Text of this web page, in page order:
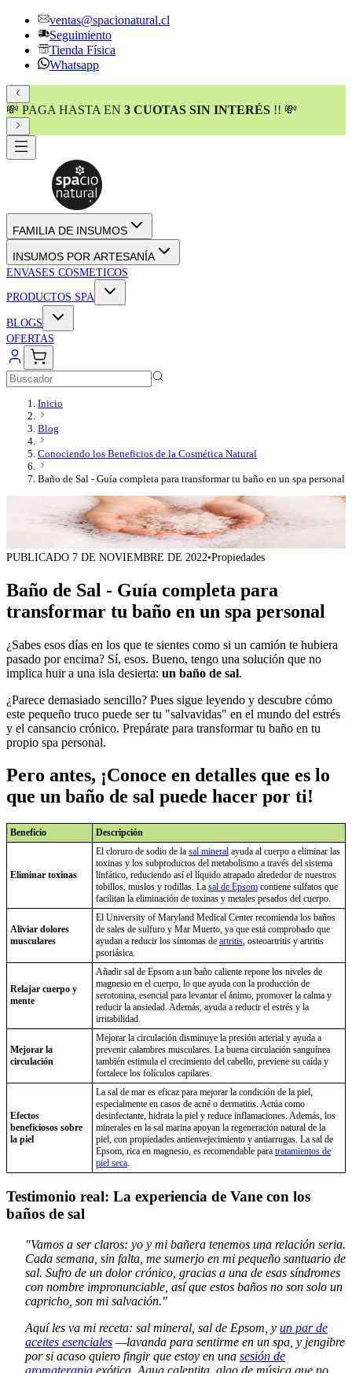
ventas@spacionatural.cl
Seguimiento
Tienda Física
Whatsapp
💸 PAGA HASTA EN 3 CUOTAS SIN INTERÉS !! 💸
FAMILIA DE INSUMOS
INSUMOS POR ARTESANÍA
ENVASES COSMETICOS
PRODUCTOS SPA
BLOGS
OFERTAS
Inicio
Blog
Conociendo los Beneficios de la Cosmética Natural
Baño de Sal - Guía completa para transformar tu baño en un spa personal
PUBLICADO 7 DE NOVIEMBRE DE 2022•Propiedades
Baño de Sal - Guía completa para
transformar tu baño en un spa personal
¿Sabes esos días en los que te sientes como si un camión te hubiera
pasado por encima? Sí, esos. Bueno, tengo una solución que no
implica huir a una isla desierta: un baño de sal.
¿Parece demasiado sencillo? Pues sigue leyendo y descubre cómo
este pequeño truco puede ser tu "salvavidas" en el mundo del estrés
y el cansancio crónico. Prepárate para transformar tu baño en tu
propio spa personal.
Pero antes, ¡Conoce en detalles que es lo
que un baño de sal puede hacer por ti!
Beneficio Descripción
Eliminar toxinas
El cloruro de sodio de la sal mineral ayuda al cuerpo a eliminar las
toxinas y los subproductos del metabolismo a través del sistema
linfático, reduciendo así el líquido atrapado alrededor de nuestros
tobillos, muslos y rodillas. La sal de Epsom contiene sulfatos que
facilitan la eliminación de toxinas y metales pesados del cuerpo.
Aliviar dolores
musculares
El University of Maryland Medical Center recomienda los baños
de sales de sulfuro y Mar Muerto, ya que está comprobado que
ayudan a reducir los síntomas de artritis, osteoartritis y artritis
psoriásica.
Relajar cuerpo y
mente
Añadir sal de Epsom a un baño caliente repone los niveles de
magnesio en el cuerpo, lo que ayuda con la producción de
serotonina, esencial para levantar el ánimo, promover la calma y
reducir la ansiedad. Además, ayuda a reducir el estrés y la
irritabilidad.
Mejorar la
circulación
Mejorar la circulación disminuye la presión arterial y ayuda a
prevenir calambres musculares. La buena circulación sanguínea
también estimula el crecimiento del cabello, previene su caída y
fortalece los folículos capilares.
Efectos
beneficiosos sobre
la piel
La sal de mar es eficaz para mejorar la condición de la piel,
especialmente en casos de acné o dermatitis. Actúa como
desinfectante, hidrata la piel y reduce inflamaciones. Además, los
minerales en la sal marina apoyan la regeneración natural de la
piel, con propiedades antienvejecimiento y antiarrugas. La sal de
Epsom, rica en magnesio, es recomendable para tratamientos de
piel seca.
Testimonio real: La experiencia de Vane con los
baños de sal
"Vamos a ser claros: yo y mi bañera tenemos una relación seria.
Cada semana, sin falta, me sumerjo en mi pequeño santuario de
sal. Sufro de un dolor crónico, gracias a una de esas síndromes
con nombre impronunciable, así que estos baños no son solo un
capricho, son mi salvación."
Aquí les va mi receta: sal mineral, sal de Epsom, y un par de
aceites esenciales —lavanda para sentirme en un spa, y jengibre
por si acaso quiero fingir que estoy en una sesión de
aromaterapia exótica. Agua calentita, algo de música que no